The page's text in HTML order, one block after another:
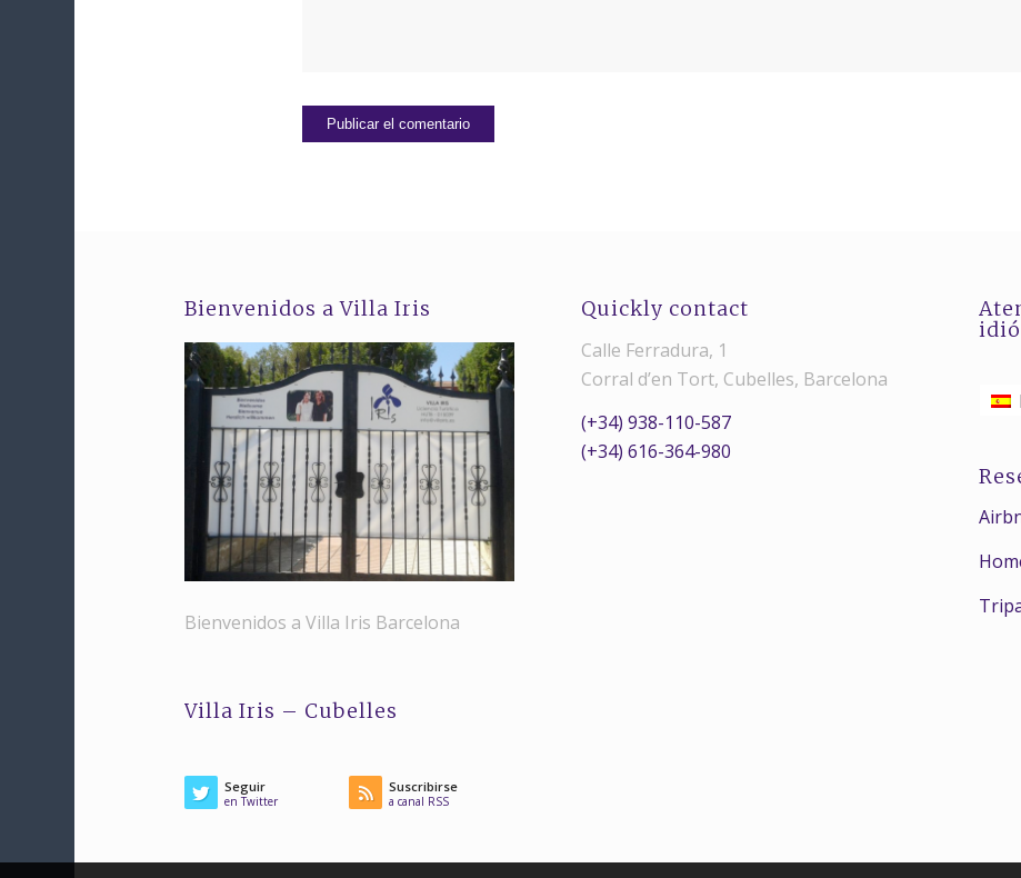
Bienvenidos a Villa Iris
Bienvenidos a Villa Iris Barcelona
Villa Iris – Cubelles
Seguir
en Twitter
Suscribirse
a canal RSS
Quickly contact
Calle Ferradura, 1
Corral d’en Tort, Cubelles, Barcelona
(+34) 938-110-587
(+34) 616-364-980